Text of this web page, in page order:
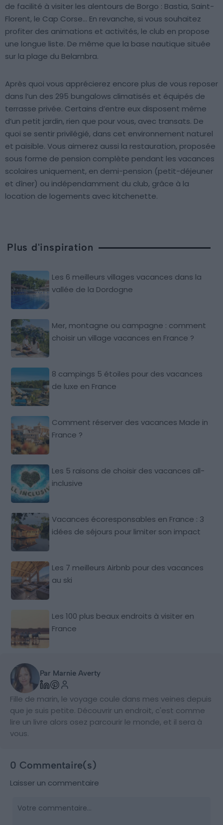
de facilité à visiter les alentours de Borgo : Bastia, Saint-
Florent, le Cap Corse… En revanche, si vous souhaitez
profiter des animations et activités, le club en propose
une longue liste. De même que la base nautique située
sur la plage du Belambra.
Après quoi vous apprécierez encore plus de vous reposer
dans l’un des 295 bungalows climatisés et équipés de
terrasse privée. Certains d’entre eux disposent même
d’un petit jardin, rien que pour vous, avec transats. De
quoi se sentir privilégié, dans cet environnement naturel
et paisible. Vous aimerez aussi la restauration, proposée
sous forme de pension complète pendant les vacances
scolaires uniquement, en demi-pension (petit-déjeuner
et dîner) ou indépendamment du club, grâce à la
location de logements avec kitchenette.
Plus d'inspiration
Les 6 meilleurs villages vacances dans la
vallée de la Dordogne
Mer, montagne ou campagne : comment
choisir un village vacances en France ?
8 campings 5 étoiles pour des vacances
de luxe en France
Comment réserver des vacances Made in
France ?
Les 5 raisons de choisir des vacances all-
inclusive
Vacances écoresponsables en France : 3
idées de séjours pour limiter son impact
Les 7 meilleurs Airbnb pour des vacances
au ski
Les 100 plus beaux endroits à visiter en
France
Par Marnie Averty
Fille de marin, le voyage coule dans mes veines depuis
que je suis petite. Découvrir un endroit, c'est comme
lire un livre alors osez parcourir le monde, et il sera à
vous.
0 Commentaire(s)
Laisser un commentaire